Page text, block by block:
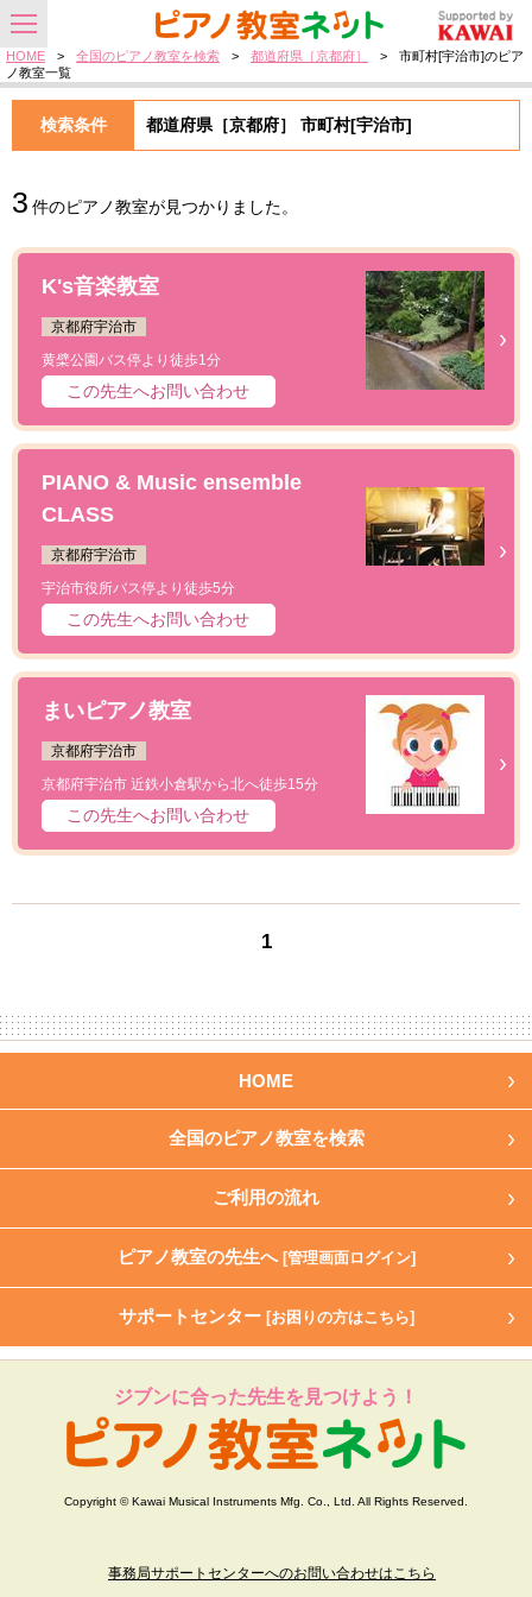
HOME > 全国のピアノ教室を検索 > 都道府県［京都府］ >
市町村[宇治市]のピア
ノ教室一覧
検索条件 都道府県［京都府］ 市町村[宇治市]
3 件のピアノ教室が見つかりました。
K's音楽教室
京都府宇治市
黄檗公園バス停より徒歩1分
この先生へお問い合わせ
PIANO & Music ensemble
CLASS
京都府宇治市
宇治市役所バス停より徒歩5分
この先生へお問い合わせ
まいピアノ教室
京都府宇治市
京都府宇治市 近鉄小倉駅から北へ徒歩15分
この先生へお問い合わせ
1
HOME
全国のピアノ教室を検索
ご利用の流れ
ピアノ教室の先生へ [管理画面ログイン]
サポートセンター [お困りの方はこちら]
ジブンに合った先生を見つけよう！
Copyright © Kawai Musical Instruments Mfg. Co., Ltd. All Rights Reserved.
事務局サポートセンターへのお問い合わせはこちら